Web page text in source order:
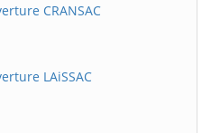
CRANSAC
LAiSSAC